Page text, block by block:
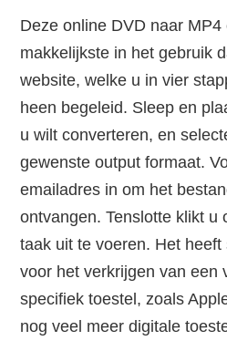
Deze online DVD naar
makkelijkste in het gebruik
website, welke u in vier
heen begeleid. Sleep en
u wilt converteren, en
gewenste output formaat.
emailadres in om het
ontvangen. Tenslotte klikt u
taak uit te voeren. Het
voor het verkrijgen van een
specifiek toestel, zoals
nog veel meer digitale